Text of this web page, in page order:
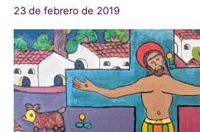
23 de febrero de 2019